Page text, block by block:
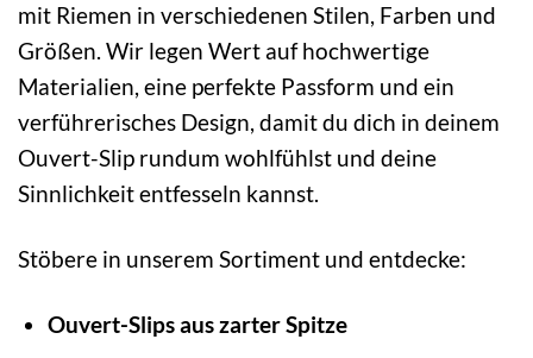
mit Riemen in verschiedenen Stilen, Farben und
Größen. Wir legen Wert auf hochwertige
Materialien, eine perfekte Passform und ein
verführerisches Design, damit du dich in deinem
Ouvert-Slip rundum wohlfühlst und deine
Sinnlichkeit entfesseln kannst.
Stöbere in unserem Sortiment und entdecke:
Ouvert-Slips aus zarter Spitze